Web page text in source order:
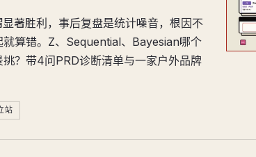
著胜利，事后复盘是统计噪音，根因不
算错。Z、Sequential、Bayesian哪个
？带4问PRD诊断清单与一家户外品牌
站